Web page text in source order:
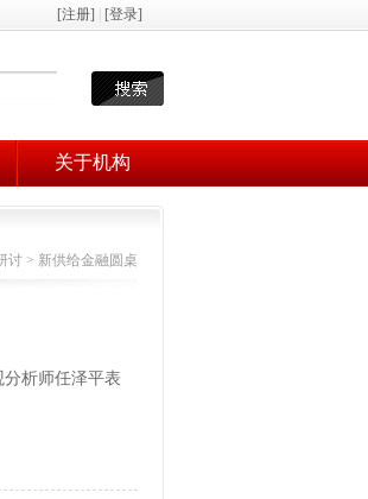
关于机构
讨 > 新供给金融圆桌
析师任泽平表